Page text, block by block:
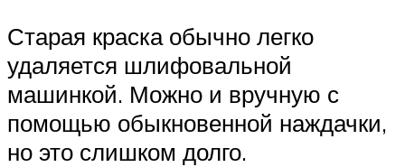
Старая краска обычно легко
удаляется шлифовальной
машинкой. Можно и вручную с
помощью обыкновенной наждачки,
но это слишком долго.